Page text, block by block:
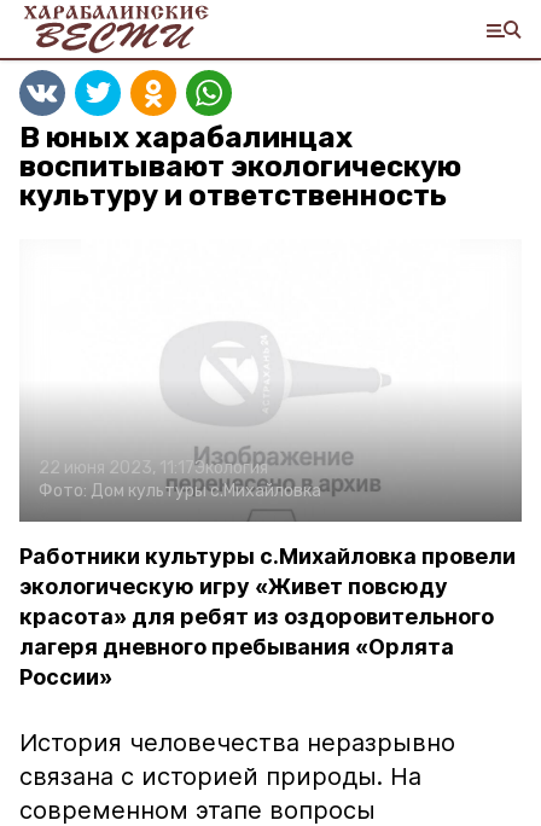
В юных харабалинцах
воспитывают экологическую
культуру и ответственность
22 июня 2023, 11:17Экология
Фото: Дом культуры с.Михайловка
Работники культуры с.Михайловка провели
экологическую игру «Живет повсюду
красота» для ребят из оздоровительного
лагеря дневного пребывания «Орлята
России»
История человечества неразрывно
связана с историей природы. На
современном этапе вопросы